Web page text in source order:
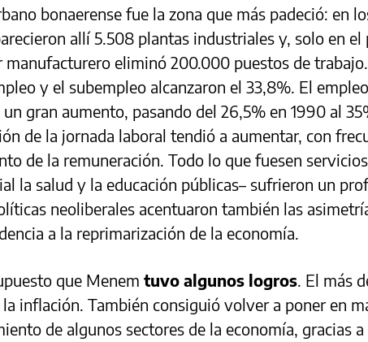
bonaerense fue la zona que más padeció: en
allí 5.508 plantas industriales y, solo en
manufacturero eliminó 200.000 puestos de
y el subempleo alcanzaron el 33,8%. El
gran aumento, pasando del 26,5% en 1990 al
de la jornada laboral tendió a aumentar, con
de la remuneración. Todo lo que fuesen
la salud y la educación públicas– sufrieron un
neoliberales acentuaron también las
a la reprimarización de la economía.
que Menem tuvo algunos logros. El más
inflación. También consiguió volver a poner en
de algunos sectores de la economía, gracias